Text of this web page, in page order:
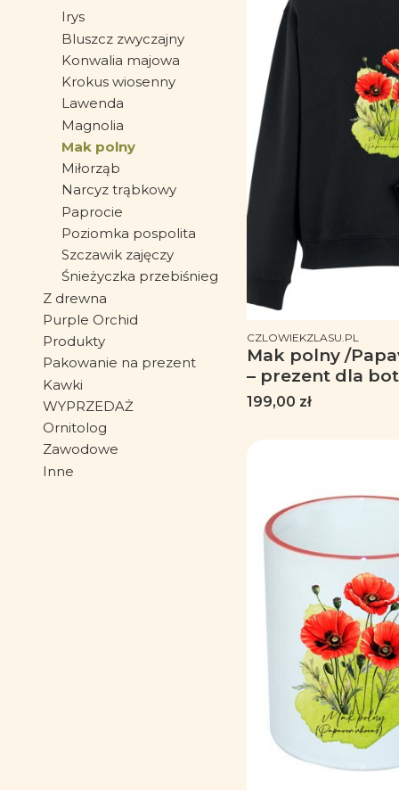
Irys
Bluszcz zwyczajny
Konwalia majowa
Krokus wiosenny
Lawenda
Magnolia
Mak polny
Miłorząb
Narcyz trąbkowy
Paprocie
Poziomka pospolita
Szczawik zajęczy
Śnieżyczka przebiśnieg
Z drewna
Purple Orchid
Produkty
Pakowanie na prezent
Kawki
WYPRZEDAŻ
Ornitolog
Zawodowe
Inne
PRODUCENT
CZLOWIEKZLASU.PL
Mak polny /
– prezent dla
dla florysty,
Cena
199,00 zł